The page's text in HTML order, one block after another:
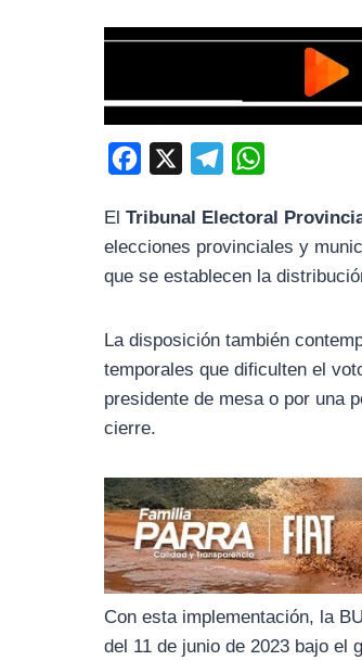
c
e
b
l
e
g
a
t
s
ElTribunal Electoral
elecciones provinciales y
que se establecen la
La disposición también
temporales que dificulten el
presidente de mesa o por una
cierre.
Con esta implementación, la
del 11 de junio de 2023 bajo el